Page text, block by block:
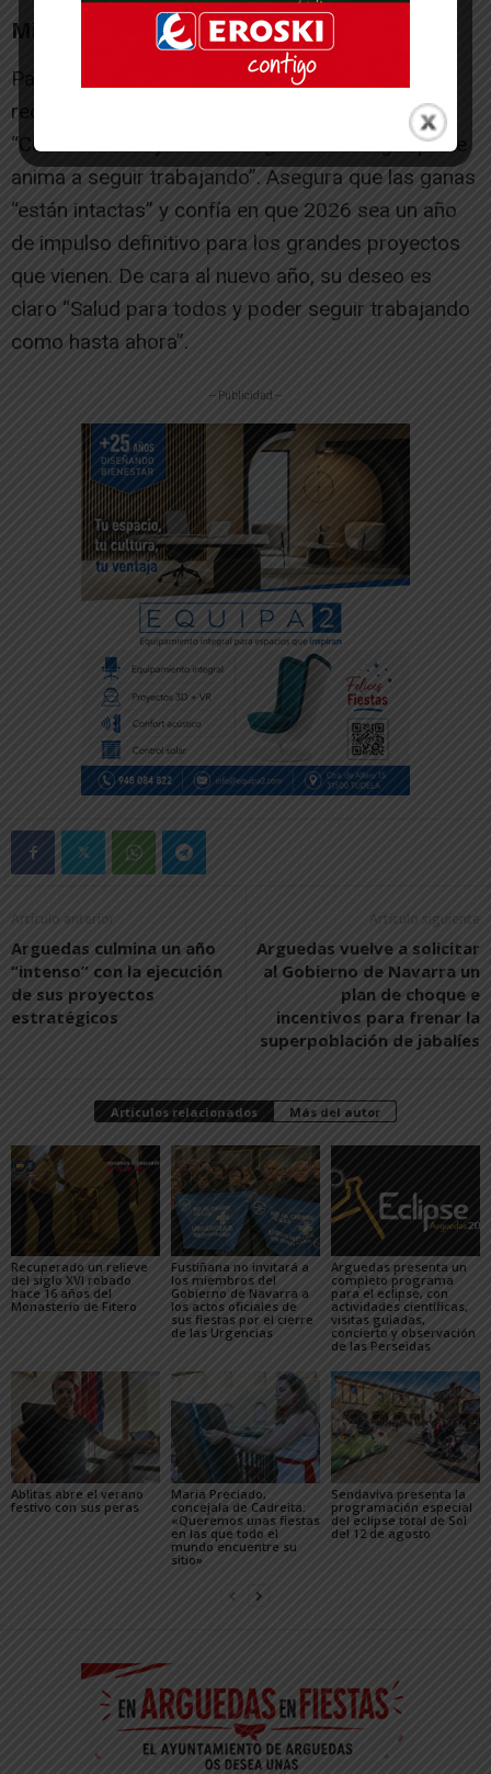
Mirada al futuro
Paz reconoce el apoyo y agradecimiento que
recibe los vecinos es un estímulo constante.
“Cuando te ven y te dan las gracias es algo que te
anima a seguir trabajando”. Asegura que las ganas
“están intactas” y confía en que 2026 sea un año
de impulso definitivo para los grandes proyectos
que vienen. De cara al nuevo año, su deseo es
claro “Salud para todos y poder seguir trabajando
como hasta ahora”.
-- Publicidad --
Artículo anterior
Arguedas culmina un año
“intenso” con la ejecución
de sus proyectos
estratégicos
Artículo siguiente
Arguedas vuelve a solicitar
al Gobierno de Navarra un
plan de choque e
incentivos para frenar la
superpoblación de jabalíes
Artículos relacionados Más del autor
Recuperado un relieve
del siglo XVI robado
hace 16 años del
Monasterio de Fitero
Fustiñana no invitará a
los miembros del
Gobierno de Navarra a
los actos oficiales de
sus fiestas por el cierre
de las Urgencias
Arguedas presenta un
completo programa
para el eclipse, con
actividades científicas,
visitas guiadas,
concierto y observación
de las Perseidas
Ablitas abre el verano
festivo con sus peras
María Preciado,
concejala de Cadreita:
«Queremos unas fiestas
en las que todo el
mundo encuentre su
sitio»
Sendaviva presenta la
programación especial
del eclipse total de Sol
del 12 de agosto